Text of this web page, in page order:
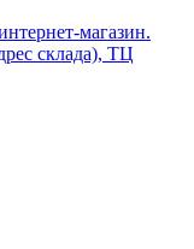
магазин.
склада), ТЦ